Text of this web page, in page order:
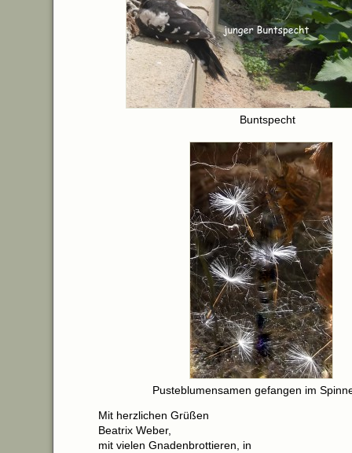
Buntspecht
Pusteblumensamen gefangen im
Mit herzlichen Grüßen
Beatrix Weber,
mit vielen Gnadenbrottieren, in